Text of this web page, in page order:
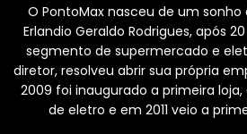
O PontoMax nasceu de um sonho
Erlandio Geraldo Rodrigues, após
segmento de supermercado e
diretor, resolveu abrir sua própria
2009 foi inaugurado a primeira
de eletro e em 2011 veio a